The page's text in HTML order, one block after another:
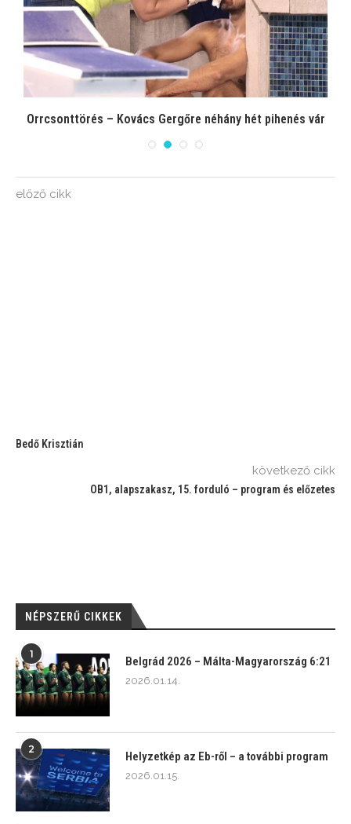
Orrcsonttörés – Kovács Gergőre néhány hét pihenés vár
előző cikk
Bedő Krisztián
következő cikk
OB1, alapszakasz, 15. forduló – program és előzetes
NÉPSZERŰ CIKKEK
1
Belgrád 2026 – Málta-Magyarország 6:21
2026.01.14.
2
Helyzetkép az Eb-ről – a további program
2026.01.15.